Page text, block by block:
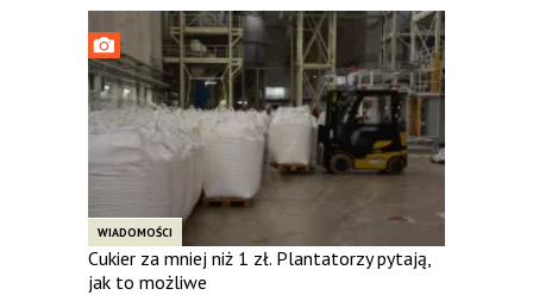
WIADOMOŚCI
Cukier za mniej niż 1 zł. Plantatorzy pytają,
jak to możliwe